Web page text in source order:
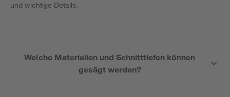
und wichtige Details.
Welche Materialien und Schnitttiefen können
gesägt werden?